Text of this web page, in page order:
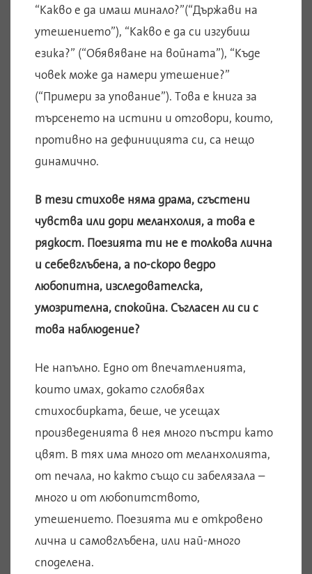
“Какво е да имаш минало?”(“Държави на
утешението”), “Какво е да си изгубиш
езика?” (“Обявяване на войната”), “Къде
човек може да намери утешение?”
(“Примери за упование”). Това е книга за
търсенето на истини и отговори, които,
противно на дефиницията си, са нещо
динамично.
В тези стихове няма драма, сгъстени
чувства или дори меланхолия, а това е
рядкост. Поезията ти не е толкова лична
и себевглъбена, а по-скоро ведро
любопитна, изследователска,
умозрителна, спокойна. Съгласен ли си с
това наблюдение?
Не напълно. Едно от впечатленията,
които имах, докато сглобявах
стихосбирката, беше, че усещах
произведенията в нея много пъстри като
цвят. В тях има много от меланхолията,
от печала, но както също си забелязала –
много и от любопитството,
утешението. Поезията ми е откровено
лична и самовглъбена, или най-много
споделена.